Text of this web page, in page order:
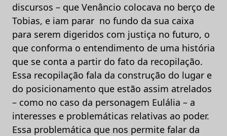
discursos – que Venâncio colocava no berço de
Tobias, e iam parar no fundo da sua caixa
para serem digeridos com justiça no futuro, o
que conforma o entendimento de uma história
que se conta a partir do fato da recopilação.
Essa recopilação fala da construção do lugar e
do posicionamento que estão assim atrelados
– como no caso da personagem Eulália – a
interesses e problemáticas relativas ao poder.
Essa problemática que nos permite falar da